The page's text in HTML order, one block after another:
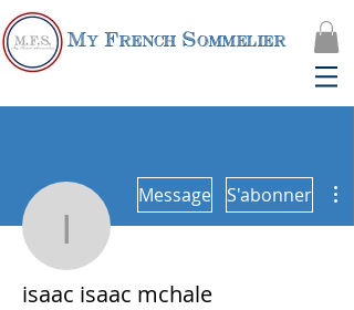
My French Sommelier
isaac isaac
Message S'abonner
isaac isaac mchale